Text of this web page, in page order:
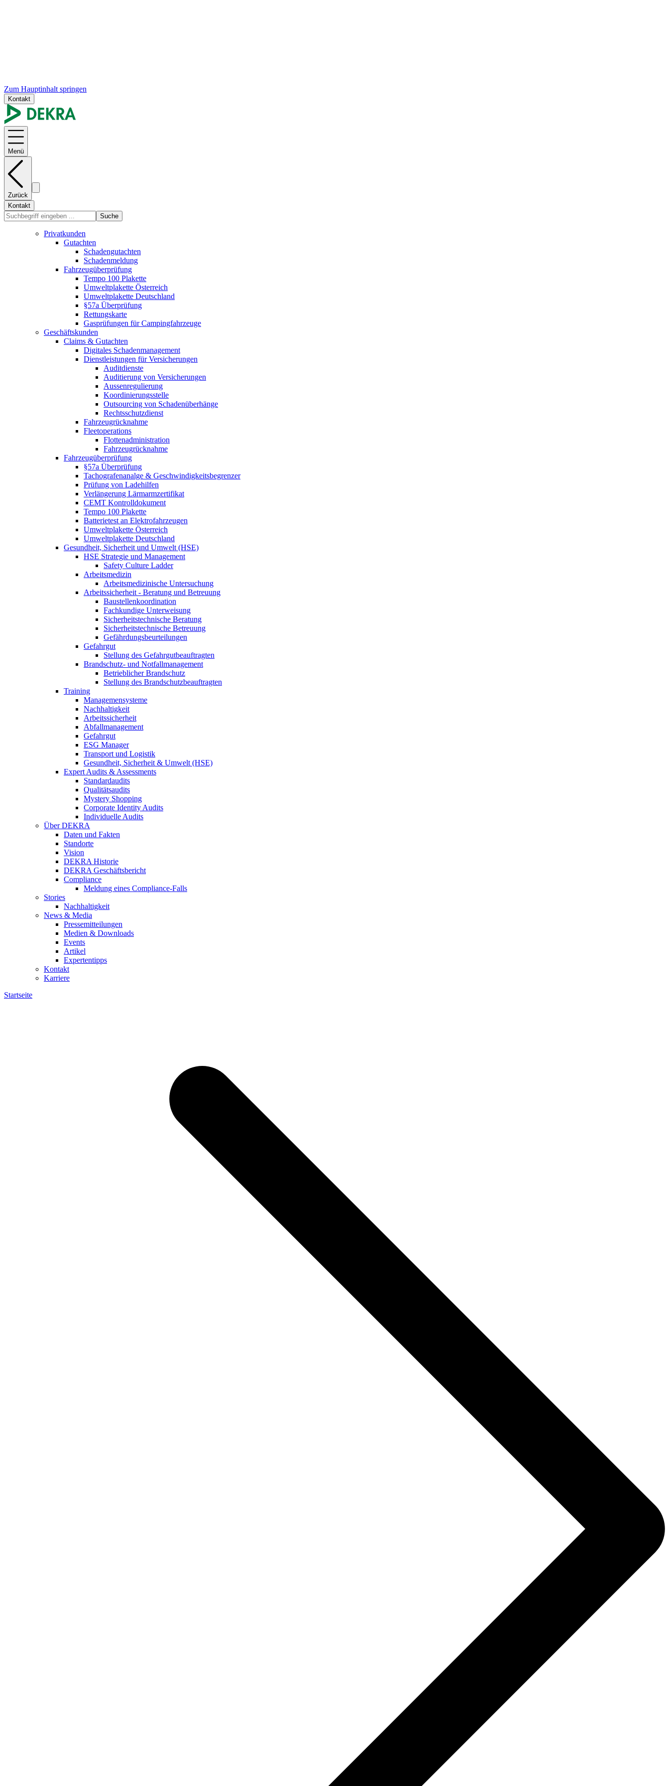
Zum Hauptinhalt springen
Kontakt
Menü
Zurück
Kontakt
Suche
Privatkunden
Gutachten
Schadengutachten
Schadenmeldung
Fahrzeugüberprüfung
Tempo 100 Plakette
Umweltplakette Österreich
Umweltplakette Deutschland
§57a Überprüfung
Rettungskarte
Gasprüfungen für Campingfahrzeuge
Geschäftskunden
Claims & Gutachten
Digitales Schadenmanagement
Dienstleistungen für Versicherungen
Auditdienste
Auditierung von Versicherungen
Aussenregulierung
Koordinierungsstelle
Outsourcing von Schadenüberhänge
Rechtsschutzdienst
Fahrzeugrücknahme
Fleetoperations
Flottenadministration
Fahrzeugrücknahme
Fahrzeugüberprüfung
§57a Überprüfung
Tachografenanalge & Geschwindigkeitsbegrenzer
Prüfung von Ladehilfen
Verlängerung Lärmarmzertifikat
CEMT Kontrolldokument
Tempo 100 Plakette
Batterietest an Elektrofahrzeugen
Umweltplakette Österreich
Umweltplakette Deutschland
Gesundheit, Sicherheit und Umwelt (HSE)
HSE Strategie und Management
Safety Culture Ladder
Arbeitsmedizin
Arbeitsmedizinische Untersuchung
Arbeitssicherheit - Beratung und Betreuung
Baustellenkoordination
Fachkundige Unterweisung
Sicherheitstechnische Beratung
Sicherheitstechnische Betreuung
Gefährdungsbeurteilungen
Gefahrgut
Stellung des Gefahrgutbeauftragten
Brandschutz- und Notfallmanagement
Betrieblicher Brandschutz
Stellung des Brandschutzbeauftragten
Training
Managemensysteme
Nachhaltigkeit
Arbeitssicherheit
Abfallmanagement
Gefahrgut
ESG Manager
Transport und Logistik
Gesundheit, Sicherheit & Umwelt (HSE)
Expert Audits & Assessments
Standardaudits
Qualitätsaudits
Mystery Shopping
Corporate Identity Audits
Individuelle Audits
Über DEKRA
Daten und Fakten
Standorte
Vision
DEKRA Historie
DEKRA Geschäftsbericht
Compliance
Meldung eines Compliance-Falls
Stories
Nachhaltigkeit
News & Media
Pressemitteilungen
Medien & Downloads
Events
Artikel
Expertentipps
Kontakt
Karriere
Startseite